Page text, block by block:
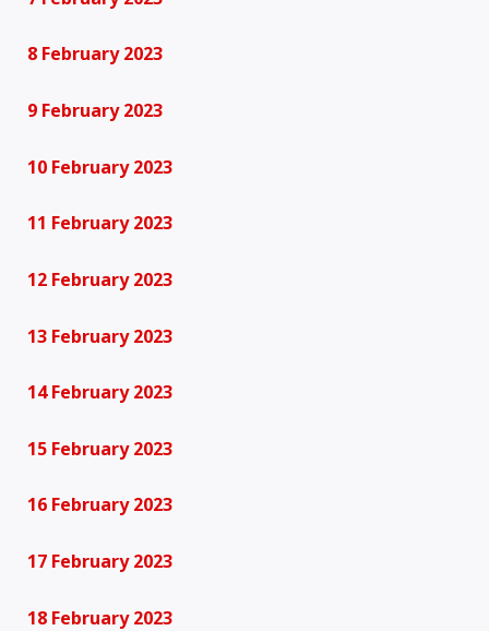
8 February 2023
9 February 2023
10 February 2023
11 February 2023
12 February 2023
13 February 2023
14 February 2023
15 February 2023
16 February 2023
17 February 2023
18 February 2023